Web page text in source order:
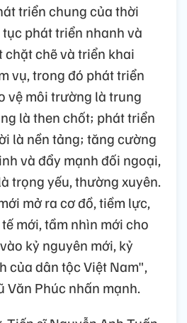
triển chung của thời
phát triển nhanh và
chặt chẽ và triển khai
vụ, trong đó phát triển
vệ môi trường là trung
là then chốt; phát triển
là nền tảng; tăng cường
và đẩy mạnh đối ngoại,
trọng yếu, thường xuyên.
mở ra cơ đồ, tiềm lực,
mới, tầm nhìn mới cho
kỷ nguyên mới, kỷ
của dân tộc Việt Nam",
Văn Phúc nhấn mạnh.